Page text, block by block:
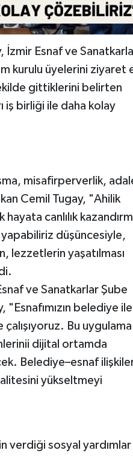
İzmir Esnaf ve
kurulu üyelerini ziyaret
gittiklerini belirten
iş birliği ile daha kolay
misafirperverlik,
Cemil Tugay, "Ahilik
canlılık
düşüncesiyle,
lezzetlerin yaşatılması
ve Sanatkarlar Şube
"Esnafımızın belediye ile
Bu uygulama
dijital ortamda
Belediye–esnaf
yükseltmeyi
verdiği sosyal yardımlar